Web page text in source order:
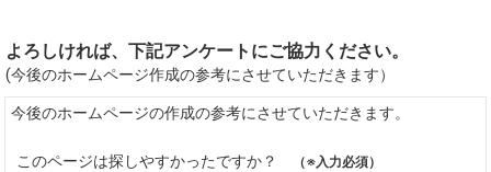
よろしければ、下記アンケートにご協力ください。
(今後のホームページ作成の参考にさせていただきます）
今後のホームページの作成の参考にさせていただきます。
このページは探しやすかったですか？ （※入力必須）